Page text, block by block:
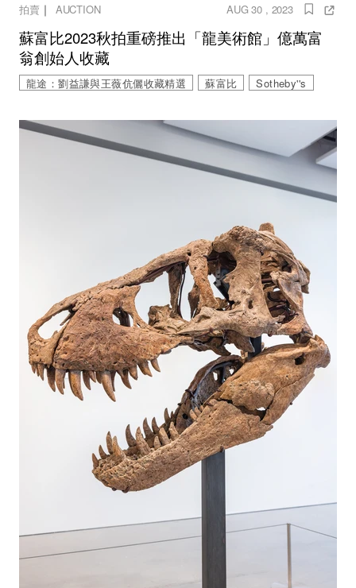
拍賣｜ AUCTION AUG 30 , 2023
蘇富比2023秋拍重磅推出「龍美術館」億萬富
翁創始人收藏
龍途：劉益謙與王薇伉儷收藏精選 蘇富比 Sotheby''s